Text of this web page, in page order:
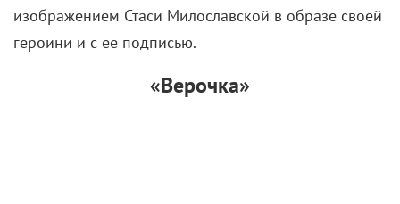
изображением Стаси Милославской в образе своей
героини и с ее подписью.
«Верочка»